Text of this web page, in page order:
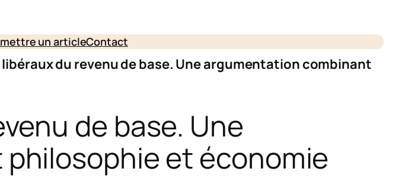
un articleContact
du revenu de base. Une argumentation combinant
de base. Une
et économie